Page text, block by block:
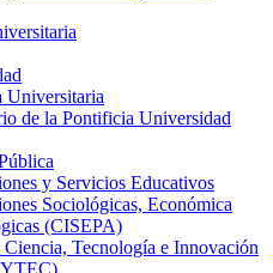
Universitaria
de la Pontificia Universidad
y Servicios Educativos
Sociológicas, Económica
(CISEPA)
Tecnología e Innovación